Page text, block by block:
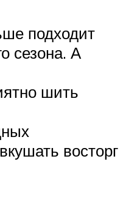
подходит
сезона. А
шить
восторг